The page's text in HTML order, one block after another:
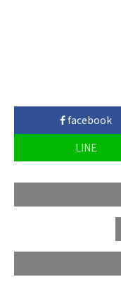
facebook
LINE